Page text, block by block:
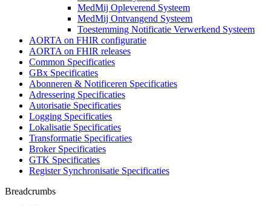
MedMij Opleverend Systeem
MedMij Ontvangend Systeem
Toestemming Notificatie Verwerkend Systeem
AORTA on FHIR configuratie
AORTA on FHIR releases
Common Specificaties
GBx Specificaties
Abonneren & Notificeren Specificaties
Adressering Specificaties
Autorisatie Specificaties
Logging Specificaties
Lokalisatie Specificaties
Transformatie Specificaties
Broker Specificaties
GTK Specificaties
Register Synchronisatie Specificaties
Breadcrumbs